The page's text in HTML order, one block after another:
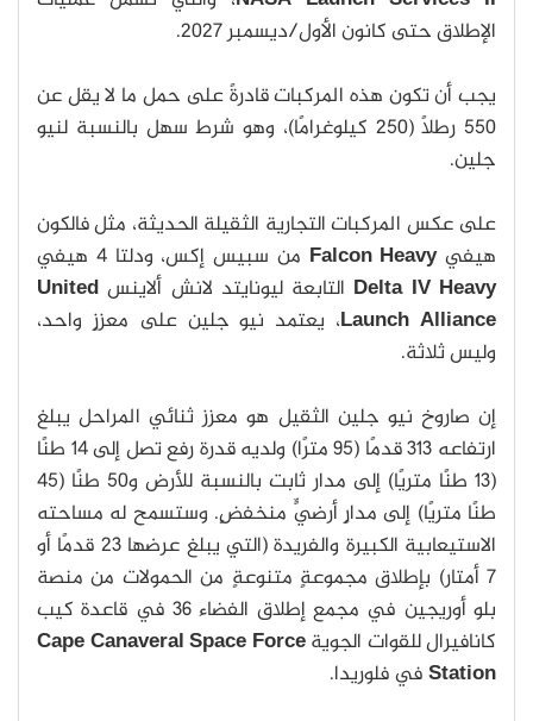
الإطلاق حتى كانون الأول/ديسمبر 2027.
يجب أن تكون هذه المركبات قادرةً على حمل ما لا يقل عن
550 رطلًا (250 كيلوغرامًا)، وهو شرط سهل بالنسبة لنيو
جلين.
على عكس المركبات التجارية الثقيلة الحديثة، مثل فالكون
هيفيFalcon Heavy من سبيس إكس، ودلتا 4 هيفي
Delta IV Heavy التابعة ليونايتد لانش ألاينس United
Launch Alliance، يعتمد نيو جلين على معززٍ واحد،
وليس ثلاثة.
إن صاروخ نيو جلين الثقيل هو معزز ثنائي المراحل يبلغ
ارتفاعه 313 قدمًا (95 مترًا) ولديه قدرة رفع تصل إلى 14 طنًا
(13 طنًا متريًا) إلى مدار ثابت بالنسبة للأرض و50 طنًا (45
طنًا متريًا) إلى مدارٍ أرضيٍّ منخفضٍ. وستسمح له مساحته
الاستيعابية الكبيرة والفريدة (التي يبلغ عرضها 23 قدمًا أو
7 أمتار) بإطلاق مجموعةٍ متنوعةٍ من الحمولات من منصة
بلو أوريجين في مجمع إطلاق الفضاء 36 في قاعدة كيب
كانافيرال للقوات الجويةCape Canaveral Space Force
Stationفي فلوريدا.